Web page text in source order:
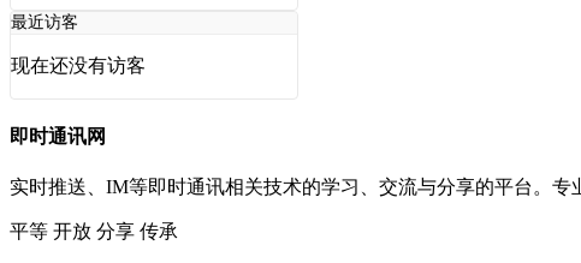
最近访客
现在还没有访客
即时通讯网
实时推送、IM等即时通讯相关技术的学习、交流与分享的平台。
平等 开放 分享 传承